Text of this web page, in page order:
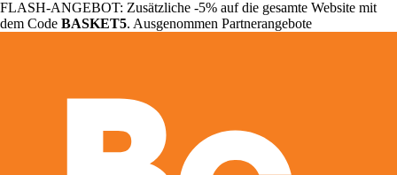
FLASH-ANGEBOT: Zusätzliche -5% auf die gesamte Website mit
dem Code BASKET5. Ausgenommen Partnerangebote